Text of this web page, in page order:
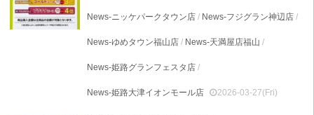
News-ニッケパークタウン店 / News-フジグラン神辺店 /
News-ゆめタウン福山店 / News-天満屋店福山 /
News-姫路グランフェスタ店 /
News-姫路大津イオンモール店 2026-03-27(Fri)